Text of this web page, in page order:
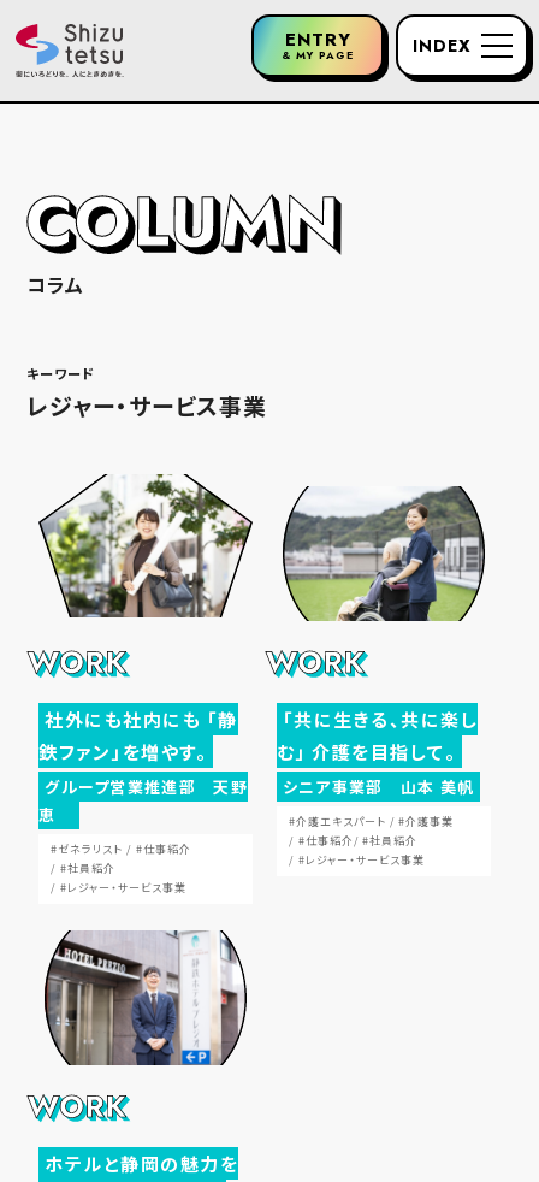
ENTRY
& MY PAGE INDEX
静鉄グループ
について
採用について
ニュース
コラム
ENTRY &
コラム
キーワード
レジャー・サービス事業
社外にも社内にも 「静
鉄ファン」を増やす。
グループ営業推進部 天野
恵
#ゼネラリスト
#仕事紹介
#社員紹介
#レジャー・サービス事業
「共に生きる、共に楽し
む」 介護を目指して。
シニア事業部 山本 美帆
#介護エキスパート
#介護事業
#仕事紹介
#社員紹介
#レジャー・サービス事業
ホテルと静岡の魅力を